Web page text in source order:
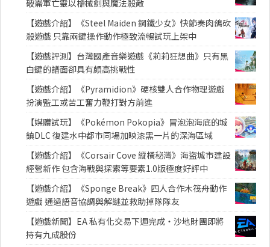
破崙軍亡靈以槍械劍與魔法殺敵
【遊戲介紹】《Steel Maiden 鋼鐵少女》快節奏肉鴿砍
殺遊戲 只靠兩鍵操作動作極致流暢試玩上架中
【遊戲評測】台灣國產音樂遊戲《莉莉狂想曲》只有黑
白鍵的譜面卻具有頗高挑戰性
【遊戲介紹】《Pyramidion》硬核雙人合作物理遊戲
扮演監工或苦工奮力鞭打對方前進
【媒體試玩】《Pokémon Pokopia》冒泡泡海底的城
鎮DLC 復建水中都市同場加映漆黑一片的深海區域
【遊戲介紹】《Corsair Cove 縱橫秘灣》海盜城市建設
經營新作 包含海戰與探索等要素1.0版極度好評中
【遊戲介紹】《Sponge Break》四人合作木筏舟動作
遊戲 通過語音協調與解謎並救助掉隊隊友
【遊戲新聞】EA 私有化交易下週完成・沙地財團即將
持有九成股份